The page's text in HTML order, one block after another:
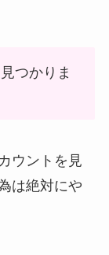
つかりま
ウントを見
は絶対にや